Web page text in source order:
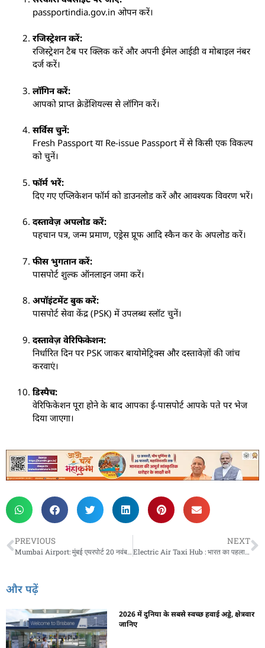
passportindia.gov.in ओपन करें।
रजिस्ट्रेशन करें:
रजिस्ट्रेशन टैब पर क्लिक करें और अपनी ईमेल आईडी व मोबाइल नंबर
दर्ज करें।
लॉगिन करें:
आपको प्राप्त क्रेडेंशियल्स से लॉगिन करें।
सर्विस चुनें:
Fresh Passport या Re-issue Passport में से किसी एक विकल्प
को चुनें।
फॉर्म भरें:
दिए गए एप्लिकेशन फॉर्म को डाउनलोड करें और आवश्यक विवरण भरें।
दस्तावेज़ अपलोड करें:
पहचान पत्र, जन्म प्रमाण, एड्रेस प्रूफ आदि स्कैन कर के अपलोड करें।
फीस भुगतान करें:
पासपोर्ट शुल्क ऑनलाइन जमा करें।
अपॉइंटमेंट बुक करें:
पासपोर्ट सेवा केंद्र (PSK) में उपलब्ध स्लॉट चुनें।
दस्तावेज़ वेरिफिकेशन:
निर्धारित दिन पर PSK जाकर बायोमेट्रिक्स और दस्तावेज़ों की जांच
करवाएं।
डिस्पैच:
वेरिफिकेशन पूरा होने के बाद आपका ई-पासपोर्ट आपके पते पर भेज
दिया जाएगा।
PREVIOUS
Mumbai Airport: मुंबई एयरपोर्ट 20 नवंबर को 6 घंटे के लिए रहेगा बंद
NEXT
Electric Air Taxi Hub : भारत का पहला इलेक्ट्रिक-एयर-टैक्सी हब, 2 साल में पहली ड्रोन टैक्सी शुरू होगी
और पढ़ें
2026 में दुनिया के सबसे स्वच्छ हवाई अड्डे, क्षेत्रवार
जानिए